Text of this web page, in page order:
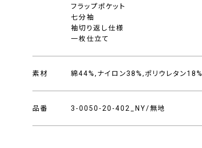
フラップポケット
七分袖
袖切り返し仕様
一枚仕立て
素材 綿44%,ナイロン38%,ポリウレタン18%
品番 3-0050-20-402_NY/無地